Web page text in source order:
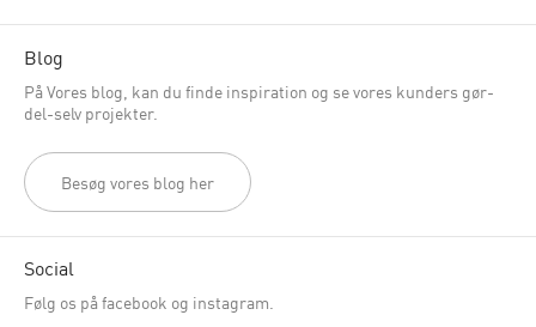
Blog
På Vores blog, kan du finde inspiration og se vores kunders gør-
del-selv projekter.
Besøg vores blog her
Social
Følg os på facebook og instagram.